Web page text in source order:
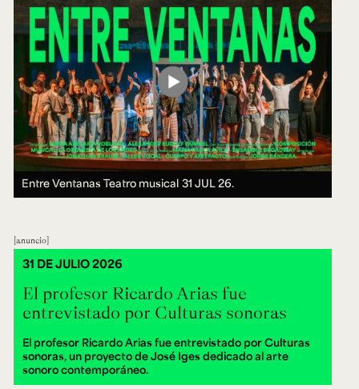
Entre Ventanas Teatro musical 31 JUL 26.
anuncio
El profesor Ricardo Arias fue
entrevistado por Culturas sonoras
El profesor Ricardo Arias fue entrevistado por Culturas
sonoras, un proyecto de José Iges dedicado al arte
sonoro contemporáneo.
31 DE JULIO 2026